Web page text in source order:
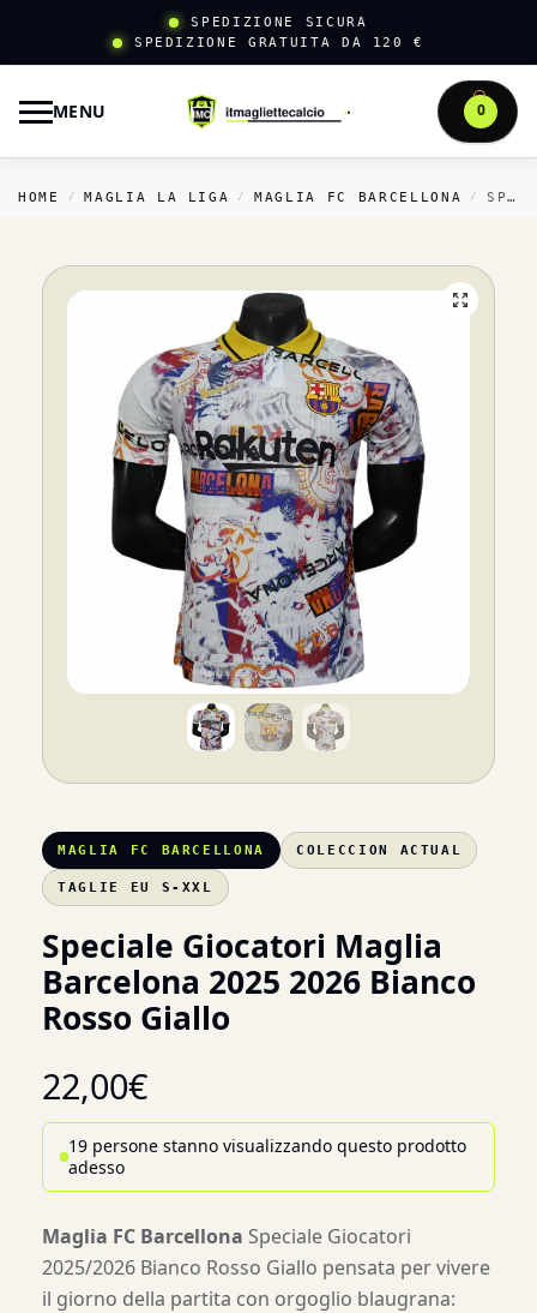
SPEDIZIONE SICURA
SPEDIZIONE GRATUITA DA 120 €
MENU 0
HOME / MAGLIA LA LIGA / MAGLIA FC BARCELLONA / SPECIALE GIOCATORI MAGLIA BARCELONA 2025 2026 BIANCO ROSSO GIALLO
MAGLIA FC BARCELLONA COLECCION ACTUAL
TAGLIE EU S-XXL
Speciale Giocatori Maglia
Barcelona 2025 2026 Bianco
Rosso Giallo
22,00€
19 persone stanno visualizzando questo prodotto
adesso
Maglia FC Barcellona Speciale Giocatori
2025/2026 Bianco Rosso Giallo pensata per vivere
il giorno della partita con orgoglio blaugrana: